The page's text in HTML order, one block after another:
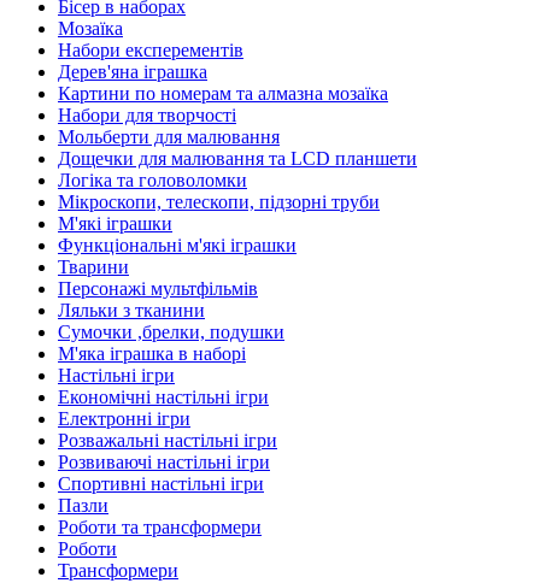
Бісер в наборах
Мозаїка
Набори експерементів
Дерев'яна іграшка
Картини по номерам та алмазна мозаїка
Набори для творчості
Мольберти для малювання
Дощечки для малювання та LCD планшети
Логіка та головоломки
Мікроскопи, телескопи, підзорні труби
М'які іграшки
Функціональні м'які іграшки
Тварини
Персонажі мультфільмів
Ляльки з тканини
Сумочки ,брелки, подушки
М'яка іграшка в наборі
Настільні ігри
Економічні настільні ігри
Електронні ігри
Розважальні настільні ігри
Розвиваючі настільні ігри
Спортивні настільні ігри
Пазли
Роботи та трансформери
Роботи
Трансформери